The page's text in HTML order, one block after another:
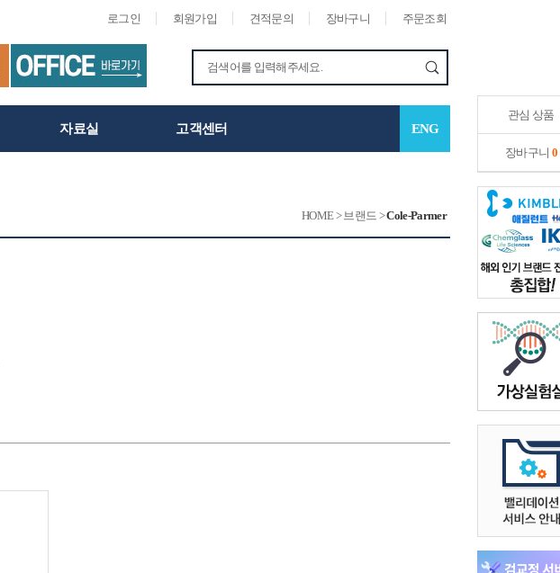
로그인 회원가입 견적문의 장바구니 주문조회
관심 상품
장바구니 0
자료실 고객센터 ENG
HOME>브랜드 >Cole-Parmer